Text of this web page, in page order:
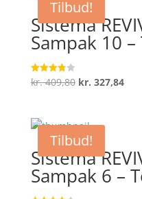
Tilbud!
Sistema
Sampak 10
Vurderet
3.8
kr.409,80 Den
var:
kr. 409,80.
kr. 327,84Den
Tilbud!
Sistema
Sampak 6 –